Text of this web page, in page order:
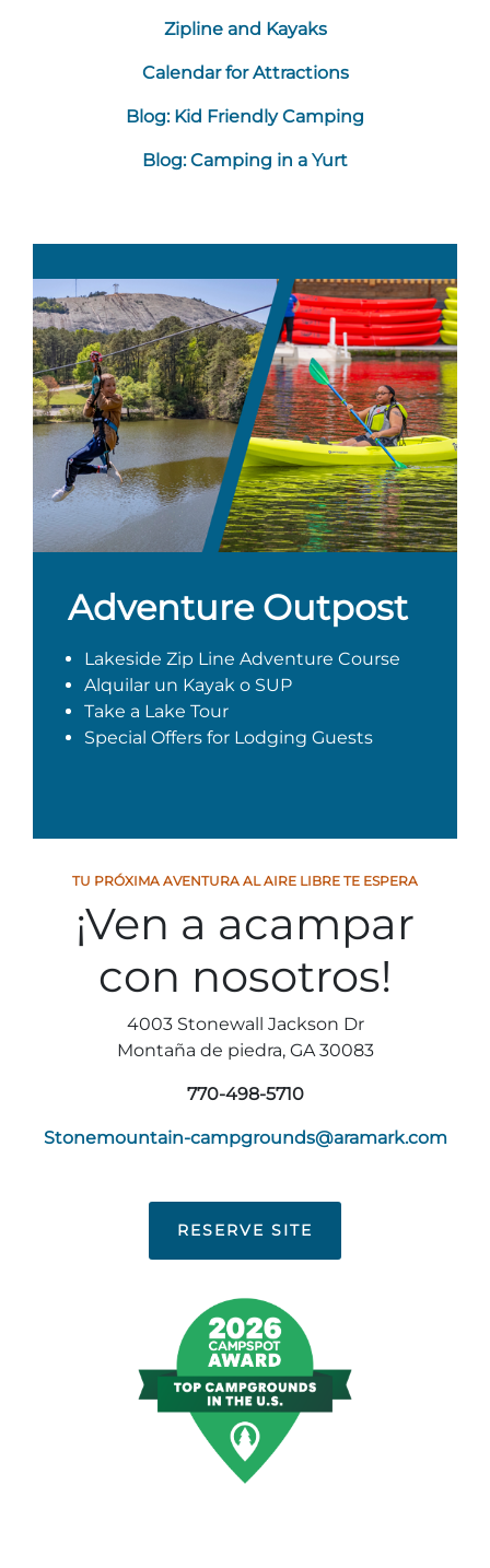
Zipline and Kayaks
Calendar for Attractions
Blog: Kid Friendly Camping
Blog: Camping in a Yurt
Adventure Outpost
Lakeside Zip Line Adventure Course
Alquilar un Kayak o SUP
Take a Lake Tour
Special Offers for Lodging Guests
TU PRÓXIMA AVENTURA AL AIRE LIBRE TE ESPERA
¡Ven a acampar
con nosotros!
4003 Stonewall Jackson Dr
Montaña de piedra, GA 30083
770-498-5710
Stonemountain-campgrounds@aramark.com
RESERVE SITE